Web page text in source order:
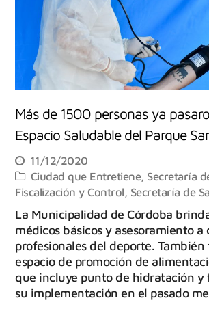
Más de 1500 personas ya
Espacio Saludable del Parque
11/12/2020
Ciudad que Entretiene, Secretaría
Fiscalización y Control Secretaría de
La Municipalidad de Córdoba
médicos básicos y asesoramiento a
profesionales del deporte.
espacio de promoción de
que incluye punto de hidratación y
su implementación en el pasado